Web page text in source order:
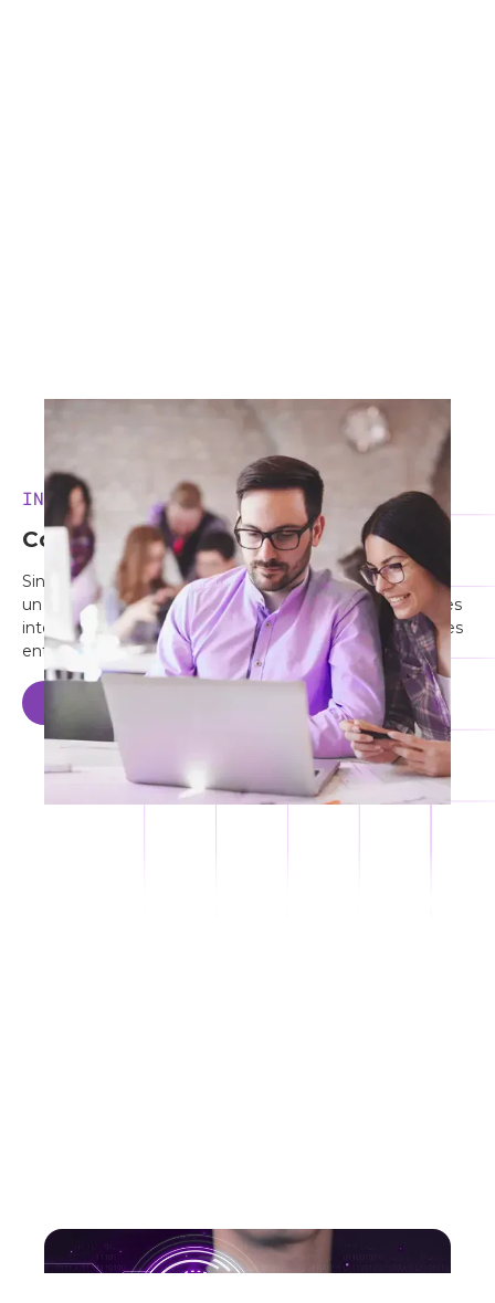
INTEROPERABILIDAD
Construir y participar en ecosistemas
Sin APIs es imposible estructurar su modelo Open. Y sin
un modelo Open, se pierde la oportunidad de crear redes
integradas que fomenten la innovación y las asociaciones
entre los diversos actores de un ecosistema.
Contacte con Sensedia